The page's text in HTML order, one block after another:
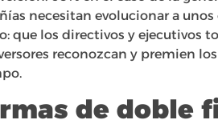
necesitan evolucionar a
que los directivos y ejecutivos
reconozcan y premien
de doble